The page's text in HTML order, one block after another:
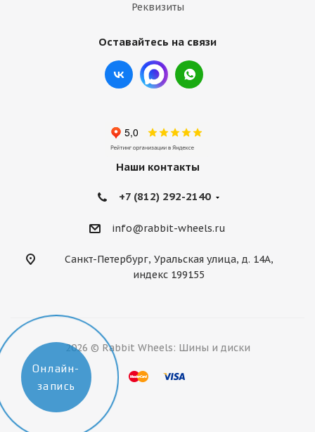
Реквизиты
Оставайтесь на связи
Наши контакты
+7 (812) 292-2140
info@rabbit-wheels.ru
Санкт-Петербург, Уральская улица, д. 14А,
индекс 199155
2026 © Rabbit Wheels: Шины и диски
Онлайн-
запись